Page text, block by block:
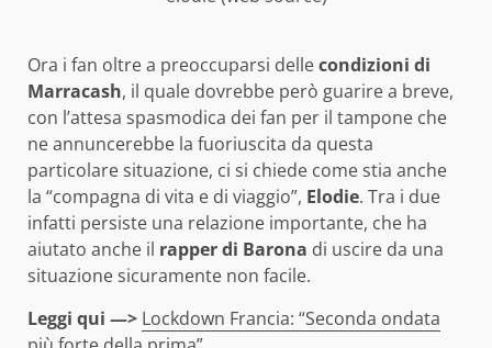
Ora i fan oltre a preoccuparsi dellecondizioni di
Marracash, il quale dovrebbe però guarire a breve,
con l’attesa spasmodica dei fan per il tampone che
ne annuncerebbe la fuoriuscita da questa
particolare situazione, ci si chiede come stia anche
la “compagna di vita e di viaggio”, Elodie. Tra i due
infatti persiste una relazione importante, che ha
aiutato anche il rapper di Barona di uscire da una
situazione sicuramente non facile.
Leggi qui —> Lockdown Francia: “Seconda ondata